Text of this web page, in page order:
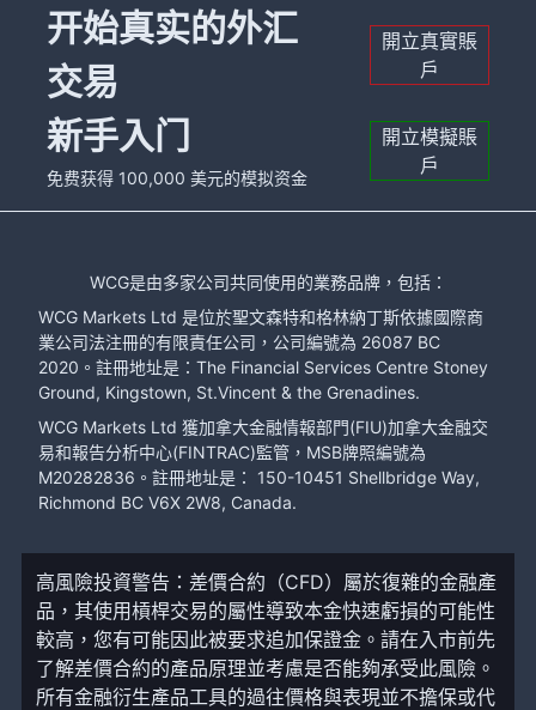
开始真实的外汇
交易
開立真實賬
戶
新手入门
免费获得 100,000 美元的模拟资金
開立模擬賬
戶
WCG是由多家公司共同使用的業務品牌，包括：
WCG Markets Ltd 是位於聖文森特和格林納丁斯依據國際商
業公司法注冊的有限責任公司，公司編號為 26087 BC
2020。註冊地址是：The Financial Services Centre Stoney
Ground, Kingstown, St.Vincent & the Grenadines.
WCG Markets Ltd 獲加拿大金融情報部門(FIU)加拿大金融交
易和報告分析中心(FINTRAC)監管，MSB牌照編號為
M20282836。註冊地址是： 150-10451 Shellbridge Way,
Richmond BC V6X 2W8, Canada.
高風險投資警告：差價合約（CFD）屬於復雜的金融產
品，其使用槓桿交易的屬性導致本金快速虧損的可能性
較高，您有可能因此被要求追加保證金。請在入市前先
了解差價合約的產品原理並考慮是否能夠承受此風險。
所有金融衍生產品工具的過往價格與表現並不擔保或代